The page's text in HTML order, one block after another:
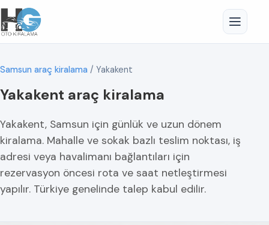
Samsun araç kiralama / Yakakent
Yakakent araç kiralama
Yakakent, Samsun için günlük ve uzun dönem
kiralama. Mahalle ve sokak bazlı teslim noktası, iş
adresi veya havalimanı bağlantıları için
rezervasyon öncesi rota ve saat netleştirmesi
yapılır. Türkiye genelinde talep kabul edilir.